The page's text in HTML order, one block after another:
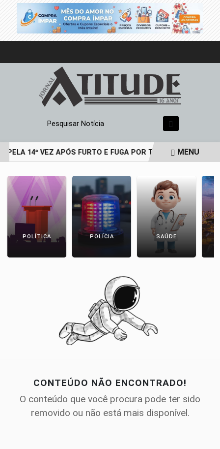
Pesquisar Notícia
14ª VEZ APÓS FURTO E FUGA POR TELHADOSMENU
POLÍTICA POLÍCIA SAÚDE
CONTEÚDO NÃO ENCONTRADO!
O conteúdo que você procura pode ter sido
removido ou não está mais disponível.